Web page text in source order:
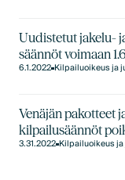
Uudistetut jakelu-
säännöt voimaan
6.1.2022Kilpailuoikeus ja
Venäjän pakotteet
kilpailusäännöt
3.31.2022Kilpailuoikeus